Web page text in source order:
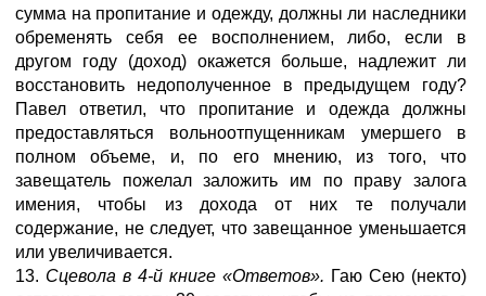
сумма на пропитание и одежду, должны ли наследники
обременять себя ее восполнением, либо, если в
другом году (доход) окажется больше, надлежит ли
восстановить недополученное в предыдущем году?
Павел ответил, что пропитание и одежда должны
предоставляться вольноотпущенникам умершего в
полном объеме, и, по его мнению, из того, что
завещатель пожелал заложить им по праву залога
имения, чтобы из дохода от них те получали
содержание, не следует, что завещанное уменьшается
или увеличивается.
13. Сцевола в 4-й книге «Ответов». Гаю Сею (некто)